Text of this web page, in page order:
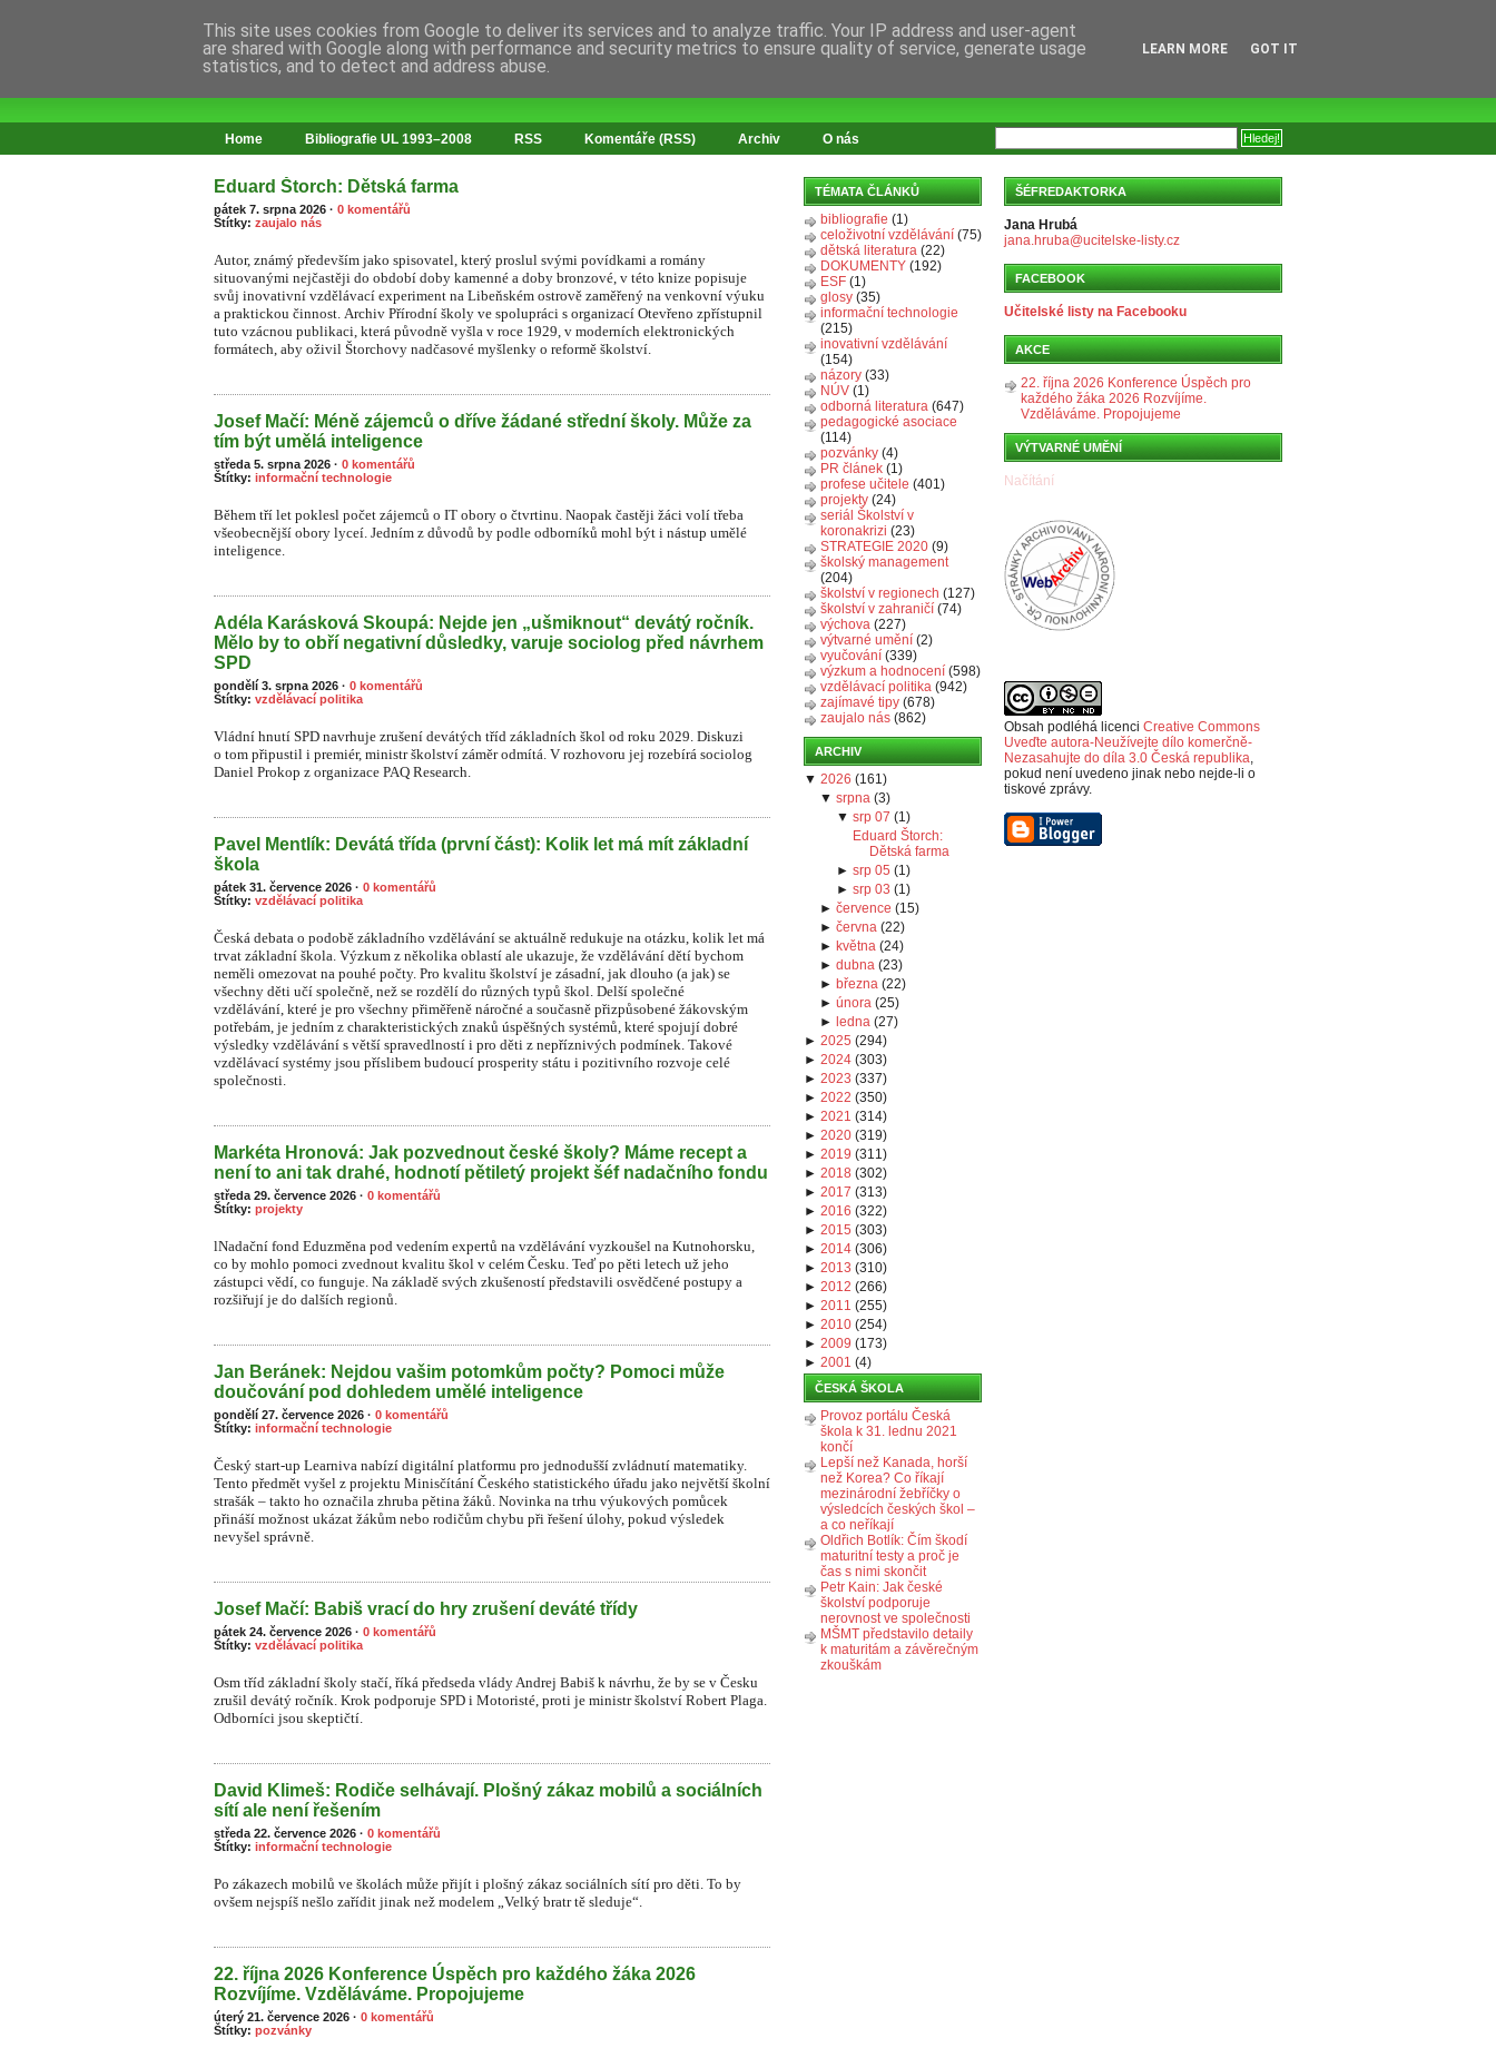
Home Bibliografie UL 1993–2008 RSS Komentáře (RSS) Archiv O nás
Eduard Štorch: Dětská farma
pátek 7. srpna 2026 · 0 komentářů
Štítky: zaujalo nás
Autor, známý především jako spisovatel, který proslul svými povídkami a romány
situovanými nejčastěji do období doby kamenné a doby bronzové, v této knize popisuje
svůj inovativní vzdělávací experiment na Libeňském ostrově zaměřený na venkovní výuku
a praktickou činnost. Archiv Přírodní školy ve spolupráci s organizací Otevřeno zpřístupnil
tuto vzácnou publikaci, která původně vyšla v roce 1929, v moderních elektronických
formátech, aby oživil Štorchovy nadčasové myšlenky o reformě školství.
Josef Mačí: Méně zájemců o dříve žádané střední školy. Může za
tím být umělá inteligence
středa 5. srpna 2026 · 0 komentářů
Štítky: informační technologie
Během tří let poklesl počet zájemců o IT obory o čtvrtinu. Naopak častěji žáci volí třeba
všeobecnější obory lyceí. Jedním z důvodů by podle odborníků mohl být i nástup umělé
inteligence.
Adéla Karásková Skoupá: Nejde jen „ušmiknout“ devátý ročník.
Mělo by to obří negativní důsledky, varuje sociolog před návrhem
SPD
pondělí 3. srpna 2026 · 0 komentářů
Štítky: vzdělávací politika
Vládní hnutí SPD navrhuje zrušení devátých tříd základních škol od roku 2029. Diskuzi
o tom připustil i premiér, ministr školství záměr odmítá. V rozhovoru jej rozebírá sociolog
Daniel Prokop z organizace PAQ Research.
Pavel Mentlík: Devátá třída (první část): Kolik let má mít základní
škola
pátek 31. července 2026 · 0 komentářů
Štítky: vzdělávací politika
Česká debata o podobě základního vzdělávání se aktuálně redukuje na otázku, kolik let má
trvat základní škola. Výzkum z několika oblastí ale ukazuje, že vzdělávání dětí bychom
neměli omezovat na pouhé počty. Pro kvalitu školství je zásadní, jak dlouho (a jak) se
všechny děti učí společně, než se rozdělí do různých typů škol. Delší společné
vzdělávání, které je pro všechny přiměřeně náročné a současně přizpůsobené žákovským
potřebám, je jedním z charakteristických znaků úspěšných systémů, které spojují dobré
výsledky vzdělávání s větší spravedlností i pro děti z nepříznivých podmínek. Takové
vzdělávací systémy jsou příslibem budoucí prosperity státu i pozitivního rozvoje celé
společnosti.
Markéta Hronová: Jak pozvednout české školy? Máme recept a
není to ani tak drahé, hodnotí pětiletý projekt šéf nadačního fondu
středa 29. července 2026 · 0 komentářů
Štítky: projekty
lNadační fond Eduzměna pod vedením expertů na vzdělávání vyzkoušel na Kutnohorsku,
co by mohlo pomoci zvednout kvalitu škol v celém Česku. Teď po pěti letech už jeho
zástupci vědí, co funguje. Na základě svých zkušeností představili osvědčené postupy a
rozšiřují je do dalších regionů.
Jan Beránek: Nejdou vašim potomkům počty? Pomoci může
doučování pod dohledem umělé inteligence
pondělí 27. července 2026 · 0 komentářů
Štítky: informační technologie
Český start-up Learniva nabízí digitální platformu pro jednodušší zvládnutí matematiky.
Tento předmět vyšel z projektu Minisčítání Českého statistického úřadu jako největší školní
strašák – takto ho označila zhruba pětina žáků. Novinka na trhu výukových pomůcek
přináší možnost ukázat žákům nebo rodičům chybu při řešení úlohy, pokud výsledek
nevyšel správně.
Josef Mačí: Babiš vrací do hry zrušení deváté třídy
pátek 24. července 2026 · 0 komentářů
Štítky: vzdělávací politika
Osm tříd základní školy stačí, říká předseda vlády Andrej Babiš k návrhu, že by se v Česku
zrušil devátý ročník. Krok podporuje SPD i Motoristé, proti je ministr školství Robert Plaga.
Odborníci jsou skeptičtí.
David Klimeš: Rodiče selhávají. Plošný zákaz mobilů a sociálních
sítí ale není řešením
středa 22. července 2026 · 0 komentářů
Štítky: informační technologie
Po zákazech mobilů ve školách může přijít i plošný zákaz sociálních sítí pro děti. To by
ovšem nejspíš nešlo zařídit jinak než modelem „Velký bratr tě sleduje“.
22. října 2026 Konference Úspěch pro každého žáka 2026
Rozvíjíme. Vzděláváme. Propojujeme
úterý 21. července 2026 · 0 komentářů
Štítky: pozvánky
TÉMATA ČLÁNKŮ
bibliografie (1)
celoživotní vzdělávání (75)
dětská literatura (22)
DOKUMENTY (192)
ESF (1)
glosy (35)
informační technologie
(215)
inovativní vzdělávání
(154)
názory (33)
NÚV (1)
odborná literatura (647)
pedagogické asociace
(114)
pozvánky (4)
PR článek (1)
profese učitele (401)
projekty (24)
seriál Školství v
koronakrizi (23)
STRATEGIE 2020 (9)
školský management
(204)
školství v regionech (127)
školství v zahraničí (74)
výchova (227)
výtvarné umění (2)
vyučování (339)
výzkum a hodnocení (598)
vzdělávací politika (942)
zajímavé tipy (678)
zaujalo nás (862)
ARCHIV
▼ 2026 (161)
▼srpna (3)
▼ srp 07 (1)
Eduard Štorch:
Dětská farma
► srp 05 (1)
► srp 03 (1)
►července (15)
►června (22)
► května (24)
►dubna (23)
► března (22)
►února (25)
► ledna (27)
► 2025 (294)
► 2024 (303)
► 2023 (337)
► 2022 (350)
► 2021 (314)
► 2020 (319)
► 2019 (311)
► 2018 (302)
► 2017 (313)
► 2016 (322)
► 2015 (303)
► 2014 (306)
► 2013 (310)
► 2012 (266)
► 2011 (255)
► 2010 (254)
► 2009 (173)
► 2001 (4)
ČESKÁ ŠKOLA
Provoz portálu Česká
škola k 31. lednu 2021
končí
Lepší než Kanada, horší
než Korea? Co říkají
mezinárodní žebříčky o
výsledcích českých škol –
a co neříkají
Oldřich Botlík: Čím škodí
maturitní testy a proč je
čas s nimi skončit
Petr Kain: Jak české
školství podporuje
nerovnost ve společnosti
MŠMT představilo detaily
k maturitám a závěrečným
zkouškám
ŠÉFREDAKTORKA
Jana Hrubá
jana.hruba@ucitelske-listy.cz
FACEBOOK
Učitelské listy na Facebooku
AKCE
22. října 2026 Konference Úspěch pro
každého žáka 2026 Rozvíjíme.
Vzděláváme. Propojujeme
VÝTVARNÉ UMĚNÍ
Načítání
Obsah podléhá licenci Creative Commons
Uveďte autora-Neužívejte dílo komerčně-
Nezasahujte do díla 3.0 Česká republika,
pokud není uvedeno jinak nebo nejde-li o
tiskové zprávy.
This site uses cookies from Google to deliver its services and to analyze traffic. Your IP address and user-agent
are shared with Google along with performance and security metrics to ensure quality of service, generate usage
statistics, and to detect and address abuse.
LEARN MORE GOT IT